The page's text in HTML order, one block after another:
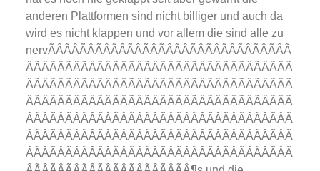
anderen Plattformen sind nicht billiger und auch da
wird es nicht klappen und vor allem die sind alle zu
nervÃÂÃÂÃÂÃÂÃÂÃÂÃÂÃÂÃÂÃÂÃÂÃÂÃÂÃÂÃÂÃ
ÂÃÂÃÂÃÂÃÂÃÂÃÂÃÂÃÂÃÂÃÂÃÂÃÂÃÂÃÂÃÂÃÂÃ
ÂÃÂÃÂÃÂÃÂÃÂÃÂÃÂÃÂÃÂÃÂÃÂÃÂÃÂÃÂÃÂÃÂÃ
ÂÃÂÃÂÃÂÃÂÃÂÃÂÃÂÃÂÃÂÃÂÃÂÃÂÃÂÃÂÃÂÃÂÃ
ÂÃÂÃÂÃÂÃÂÃÂÃÂÃÂÃÂÃÂÃÂÃÂÃÂÃÂÃÂÃÂÃÂÃ
ÂÃÂÃÂÃÂÃÂÃÂÃÂÃÂÃÂÃÂÃÂÃÂÃÂÃÂÃÂÃÂÃÂÃ
ÂÃÂÃÂÃÂÃÂÃÂÃÂÃÂÃÂÃÂÃÂÃÂÃÂÃÂÃÂÃÂÃÂÃ